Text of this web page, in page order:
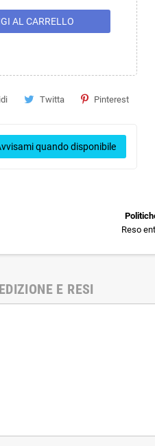
AL CARRELLO
Twitta Pinterest
quando disponibile
Reso
E RESI